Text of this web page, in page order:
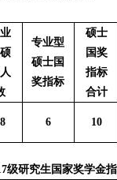
专业型
硕士国
奖指标
硕士
国奖
指标
合计
6 10
级研究生国家奖学金